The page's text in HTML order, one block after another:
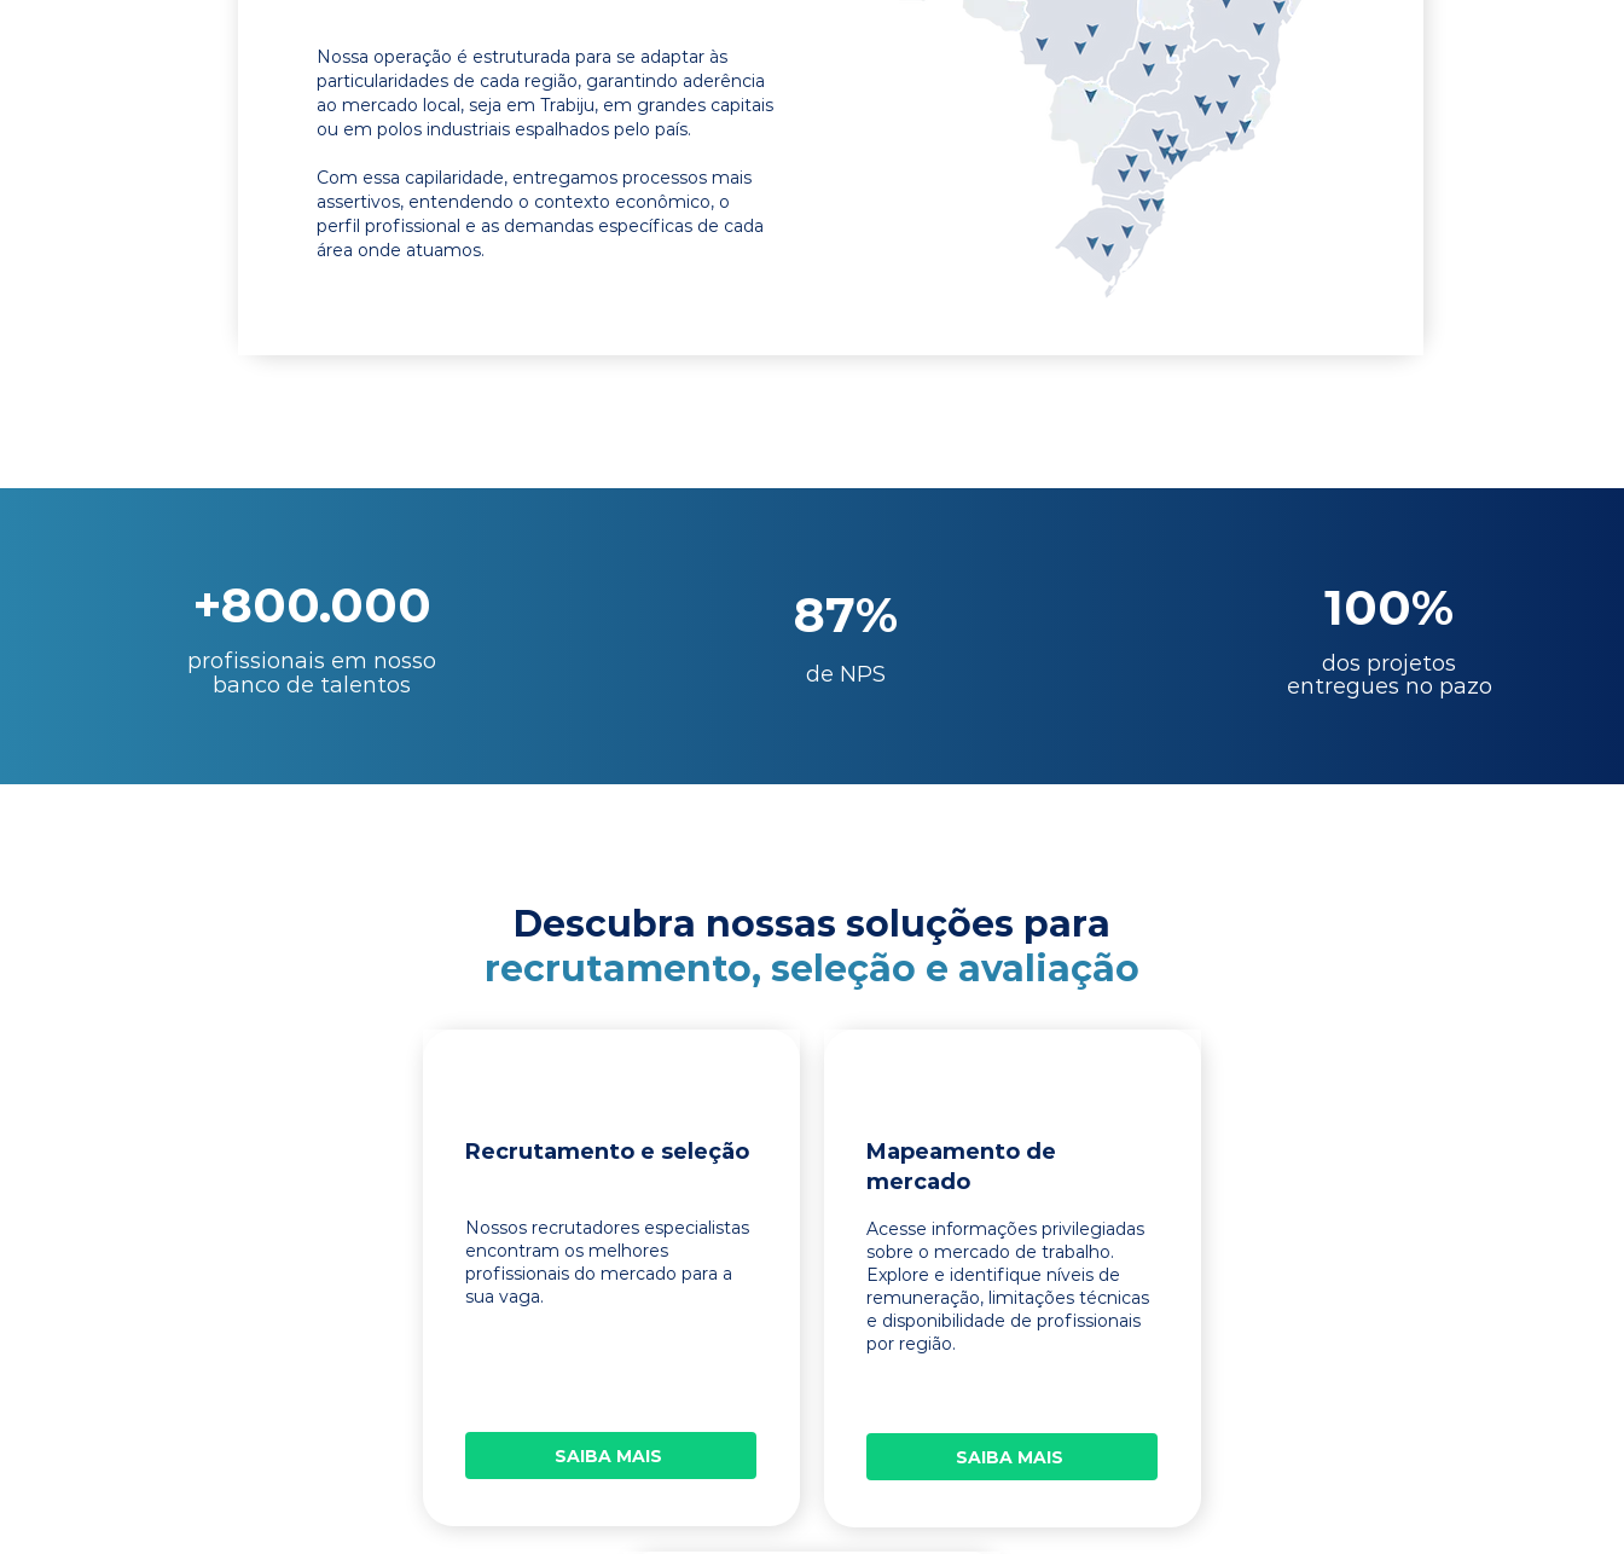
Nossa operação é estruturada para se adaptar às
particularidades de cada região, garantindo aderência
ao mercado local, seja em Trabiju, em grandes capitais
ou em polos industriais espalhados pelo país.
Com essa capilaridade, entregamos processos mais
assertivos, entendendo o contexto econômico, o
perfil profissional e as demandas específicas de cada
área onde atuamos.
+800.000
profissionais em nosso
banco de talentos
87%
de NPS
100%
dos projetos
entregues no pazo
Descubra nossas soluções para
recrutamento, seleção e avaliação
Recrutamento e seleção
Nossos recrutadores especialistas
encontram os melhores
profissionais do mercado para a
sua vaga.
SAIBA MAIS
Mapeamento de
mercado
Acesse informações privilegiadas
sobre o mercado de trabalho.
Explore e identifique níveis de
remuneração, limitações técnicas
e disponibilidade de profissionais
por região.
SAIBA MAIS